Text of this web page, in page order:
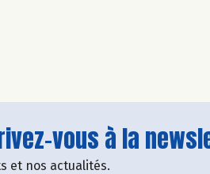
vous à la
et nos actualités.